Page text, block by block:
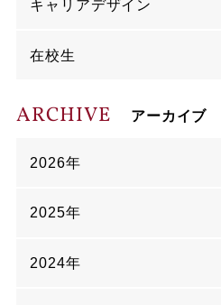
キャリアデザイン
在校生
ARCHIVE アーカイブ
2026年
2025年
2024年